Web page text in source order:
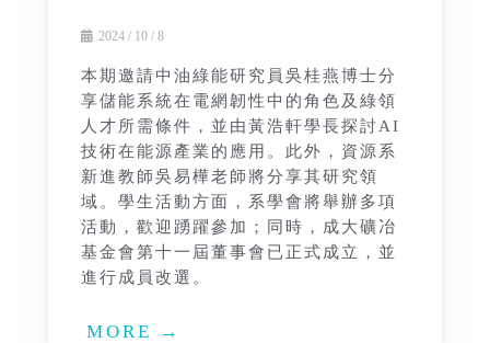
2024 / 10 / 8
本期邀請中油綠能研究員吳桂燕博士分
享儲能系統在電網韌性中的角色及綠領
人才所需條件，並由黃浩軒學長探討AI
技術在能源產業的應用。此外，資源系
新進教師吳易樺老師將分享其研究領
域。學生活動方面，系學會將舉辦多項
活動，歡迎踴躍參加；同時，成大礦冶
基金會第十一屆董事會已正式成立，並
進行成員改選。
MORE →